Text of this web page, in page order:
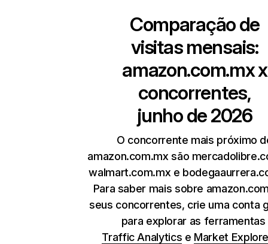
Comparação de
visitas mensais:
amazon.com.mxx
concorrentes,
junho de 2026
O concorrente mais próximo
amazon.com.mx são
walmart.com.mx e
Para saber mais sobre
seus concorrentes, crie uma conta
para explorar as ferramentas
Traffic Analytics e Market